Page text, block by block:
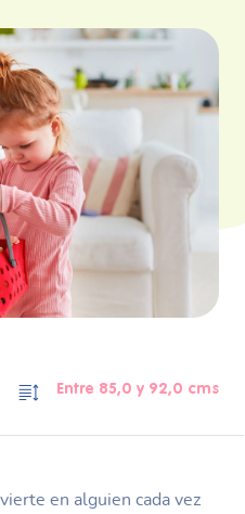
Entre 85,0 y 92,0 cms
en alguien cada vez